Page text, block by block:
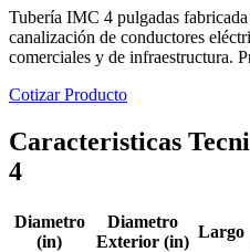
Tubería IMC 4 pulgadas
canalización de conductores
comerciales y de infraestructura.
Cotizar Producto
Caracteristicas
4
Diametro
(in)
Diametro
Exterior (in)
Largo